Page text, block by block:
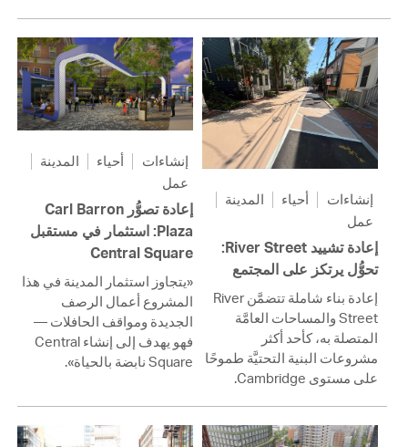
إنشاءات أحياء
المدينة
عمل
إعادة تصوُّر Carl Barron
Plaza: استثمار في مستقبل
Central Square
«يتجاوز استثمار المدينة في هذا
المشروع أعمال الرصف
الجديدة ومواقف الحافلات —
فهو يهدف إلى إنشاء Central
Square نابضة بالحياة».
إنشاءات أحياء
المدينة
عمل
إعادة تشييد River Street:
تحوُّل يرتكز على المجتمع
إعادة بناء شاملة تتضمَّن River
Street والمساحات العامَّة
المتصلة به، كأحد أكثر
مشروعات البنية التحتيَّة طموحًا
على مستوى Cambridge.